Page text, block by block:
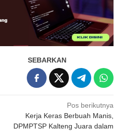
SEBARKAN
Pos berikutnya
Kerja Keras Berbuah Manis,
DPMPTSP Kalteng Juara dalam